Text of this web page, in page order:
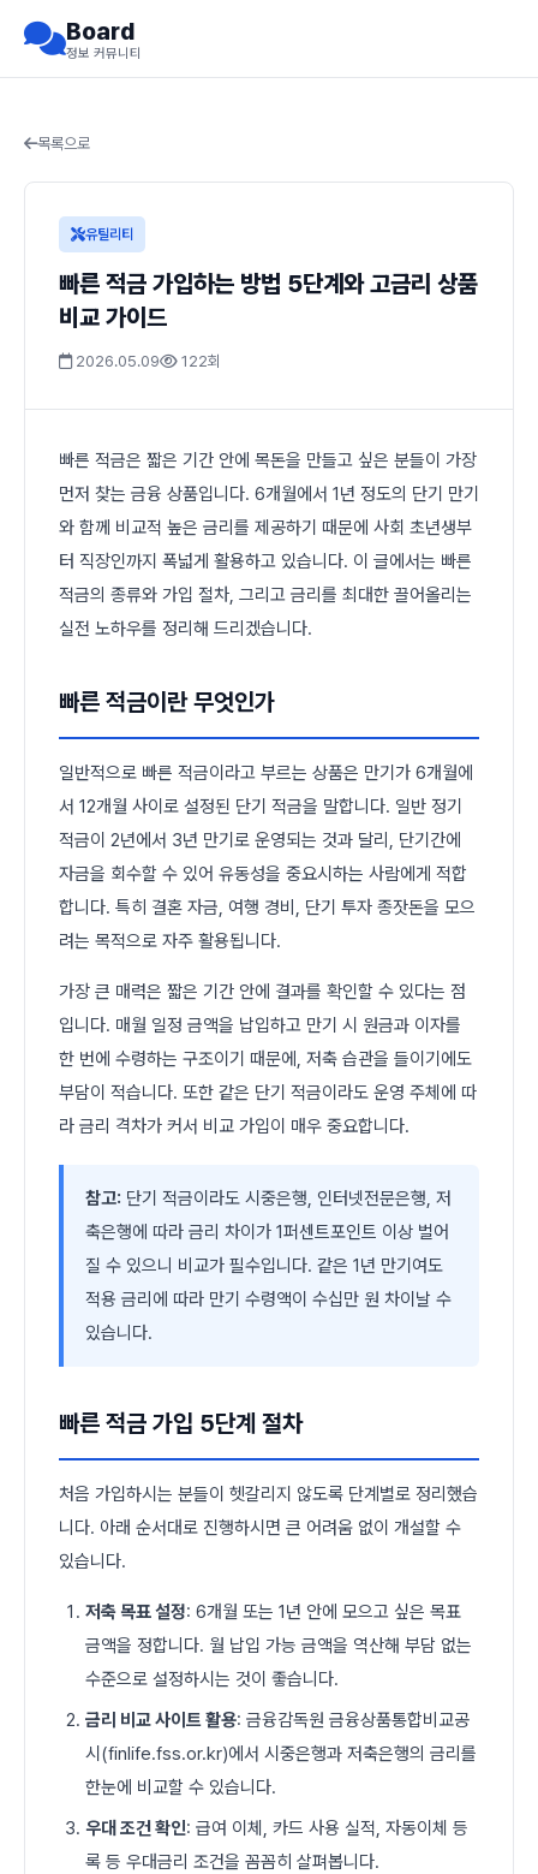
Board
정보 커뮤니티
목록으로
유틸리티
빠른 적금 가입하는 방법 5단계와 고금리 상품
비교 가이드
2026.05.09 122회
빠른 적금은 짧은 기간 안에 목돈을 만들고 싶은 분들이 가장
먼저 찾는 금융 상품입니다. 6개월에서 1년 정도의 단기 만기
와 함께 비교적 높은 금리를 제공하기 때문에 사회 초년생부
터 직장인까지 폭넓게 활용하고 있습니다. 이 글에서는 빠른
적금의 종류와 가입 절차, 그리고 금리를 최대한 끌어올리는
실전 노하우를 정리해 드리겠습니다.
빠른 적금이란 무엇인가
일반적으로 빠른 적금이라고 부르는 상품은 만기가 6개월에
서 12개월 사이로 설정된 단기 적금을 말합니다. 일반 정기
적금이 2년에서 3년 만기로 운영되는 것과 달리, 단기간에
자금을 회수할 수 있어 유동성을 중요시하는 사람에게 적합
합니다. 특히 결혼 자금, 여행 경비, 단기 투자 종잣돈을 모으
려는 목적으로 자주 활용됩니다.
가장 큰 매력은 짧은 기간 안에 결과를 확인할 수 있다는 점
입니다. 매월 일정 금액을 납입하고 만기 시 원금과 이자를
한 번에 수령하는 구조이기 때문에, 저축 습관을 들이기에도
부담이 적습니다. 또한 같은 단기 적금이라도 운영 주체에 따
라 금리 격차가 커서 비교 가입이 매우 중요합니다.
참고: 단기 적금이라도 시중은행, 인터넷전문은행, 저
축은행에 따라 금리 차이가 1퍼센트포인트 이상 벌어
질 수 있으니 비교가 필수입니다. 같은 1년 만기여도
적용 금리에 따라 만기 수령액이 수십만 원 차이날 수
있습니다.
빠른 적금 가입 5단계 절차
처음 가입하시는 분들이 헷갈리지 않도록 단계별로 정리했습
니다. 아래 순서대로 진행하시면 큰 어려움 없이 개설할 수
있습니다.
저축 목표 설정: 6개월 또는 1년 안에 모으고 싶은 목표
금액을 정합니다. 월 납입 가능 금액을 역산해 부담 없는
수준으로 설정하시는 것이 좋습니다.
금리 비교 사이트 활용: 금융감독원 금융상품통합비교공
시(finlife.fss.or.kr)에서 시중은행과 저축은행의 금리를
한눈에 비교할 수 있습니다.
우대 조건 확인: 급여 이체, 카드 사용 실적, 자동이체 등
록 등 우대금리 조건을 꼼꼼히 살펴봅니다.